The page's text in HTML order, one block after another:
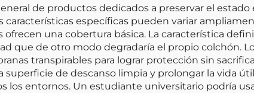
de productos dedicados a preservar el
características específicas pueden variar
una cobertura básica. La característica
que de otro modo degradaría el propio colchón.
transpirables para lograr protección sin
de descanso limpia y prolongar la vida
los entornos. Un estudiante universitario podría